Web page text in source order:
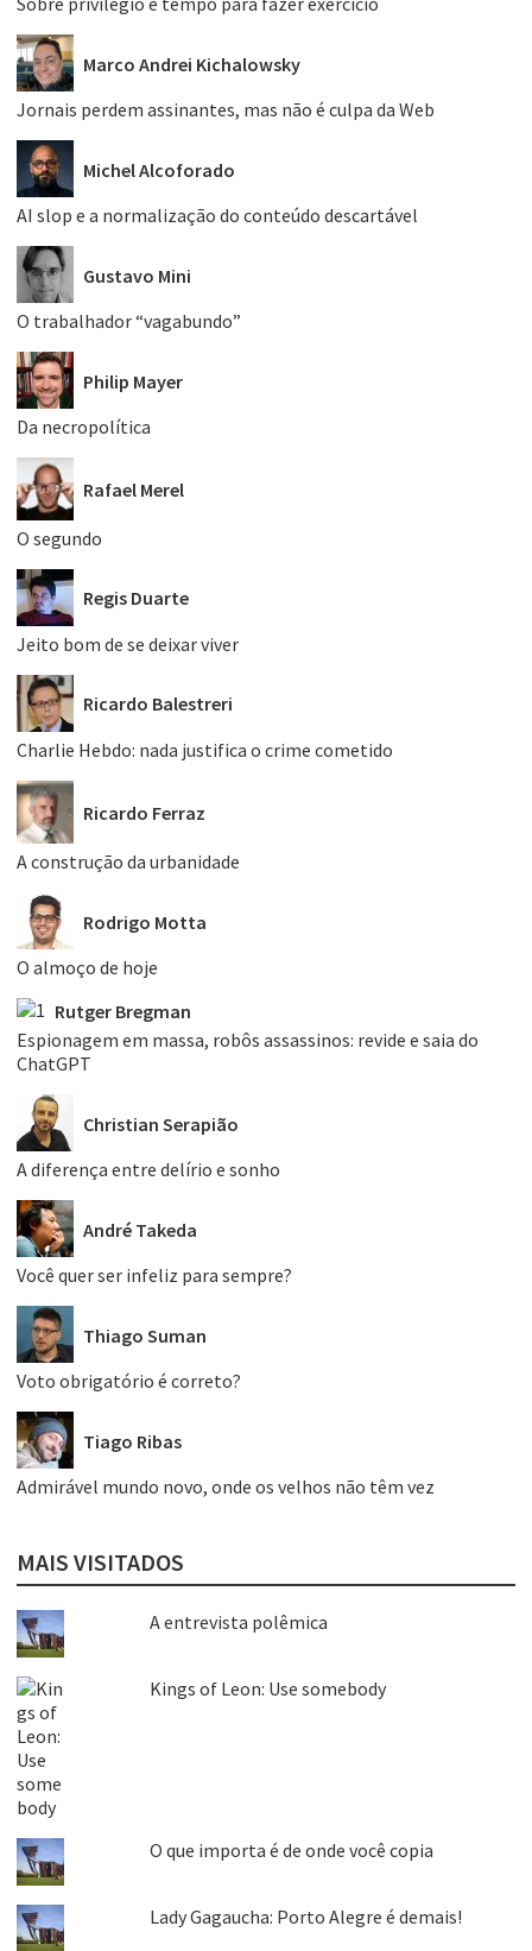
Marco Andrei Kichalowsky
Jornais perdem assinantes, mas não é culpa da Web
Michel Alcoforado
AI slop e a normalização do conteúdo descartável
Gustavo Mini
O trabalhador “vagabundo”
Philip Mayer
Da necropolítica
Rafael Merel
O segundo
Regis Duarte
Jeito bom de se deixar viver
Ricardo Balestreri
Charlie Hebdo: nada justifica o crime cometido
Ricardo Ferraz
A construção da urbanidade
Rodrigo Motta
O almoço de hoje
Rutger Bregman
Espionagem em massa, robôs assassinos: revide e saia do
ChatGPT
Christian Serapião
A diferença entre delírio e sonho
André Takeda
Você quer ser infeliz para sempre?
Thiago Suman
Voto obrigatório é correto?
Tiago Ribas
Admirável mundo novo, onde os velhos não têm vez
MAIS VISITADOS
A entrevista polêmica
Kings of Leon: Use somebody
O que importa é de onde você copia
Lady Gagaucha: Porto Alegre é demais!